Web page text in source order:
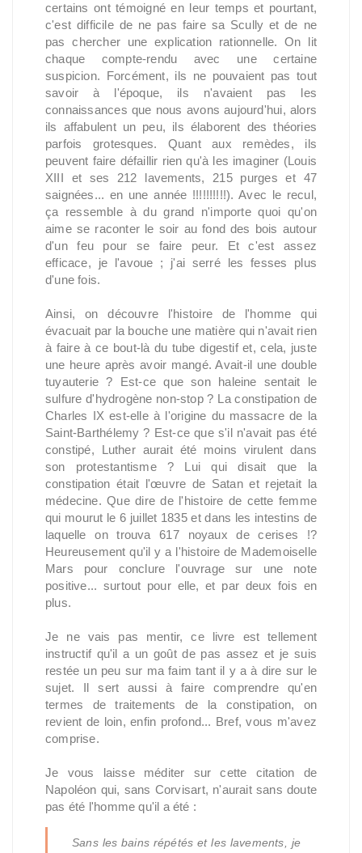
certains ont témoigné en leur temps et pourtant,
c'est difficile de ne pas faire sa Scully et de ne
pas chercher une explication rationnelle. On lit
chaque compte-rendu avec une certaine
suspicion. Forcément, ils ne pouvaient pas tout
savoir à l'époque, ils n'avaient pas les
connaissances que nous avons aujourd'hui, alors
ils affabulent un peu, ils élaborent des théories
parfois grotesques. Quant aux remèdes, ils
peuvent faire défaillir rien qu'à les imaginer (Louis
XIII et ses 212 lavements, 215 purges et 47
saignées... en une année !!!!!!!!!!). Avec le recul,
ça ressemble à du grand n'importe quoi qu'on
aime se raconter le soir au fond des bois autour
d'un feu pour se faire peur. Et c'est assez
efficace, je l'avoue ; j'ai serré les fesses plus
d'une fois.
Ainsi, on découvre l'histoire de l'homme qui
évacuait par la bouche une matière qui n'avait rien
à faire à ce bout-là du tube digestif et, cela, juste
une heure après avoir mangé. Avait-il une double
tuyauterie ? Est-ce que son haleine sentait le
sulfure d'hydrogène non-stop ? La constipation de
Charles IX est-elle à l'origine du massacre de la
Saint-Barthélemy ? Est-ce que s'il n'avait pas été
constipé, Luther aurait été moins virulent dans
son protestantisme ? Lui qui disait que la
constipation était l'œuvre de Satan et rejetait la
médecine. Que dire de l'histoire de cette femme
qui mourut le 6 juillet 1835 et dans les intestins de
laquelle on trouva 617 noyaux de cerises !?
Heureusement qu'il y a l'histoire de Mademoiselle
Mars pour conclure l'ouvrage sur une note
positive... surtout pour elle, et par deux fois en
plus.
Je ne vais pas mentir, ce livre est tellement
instructif qu'il a un goût de pas assez et je suis
restée un peu sur ma faim tant il y a à dire sur le
sujet. Il sert aussi à faire comprendre qu'en
termes de traitements de la constipation, on
revient de loin, enfin profond... Bref, vous m'avez
comprise.
Je vous laisse méditer sur cette citation de
Napoléon qui, sans Corvisart, n'aurait sans doute
pas été l'homme qu'il a été :
Sans les bains répétés et les lavements, je